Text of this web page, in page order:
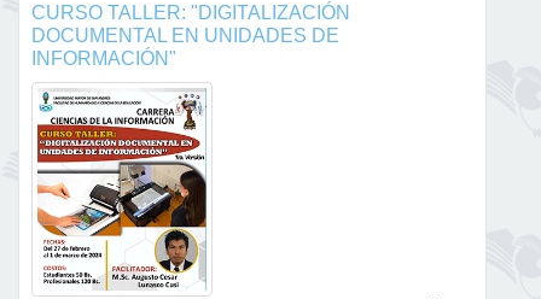
CURSO TALLER: "DIGITALIZACIÓN
DOCUMENTAL EN UNIDADES DE
INFORMACIÓN"